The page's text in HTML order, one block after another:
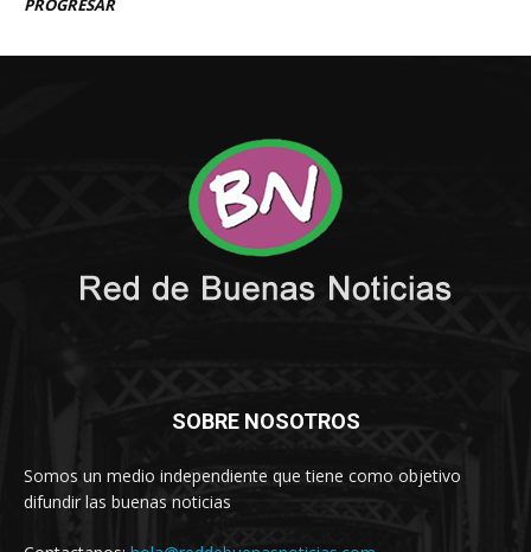
SOBRE NOSOTROS
Somos un medio independiente que tiene como objetivo
difundir las buenas noticias